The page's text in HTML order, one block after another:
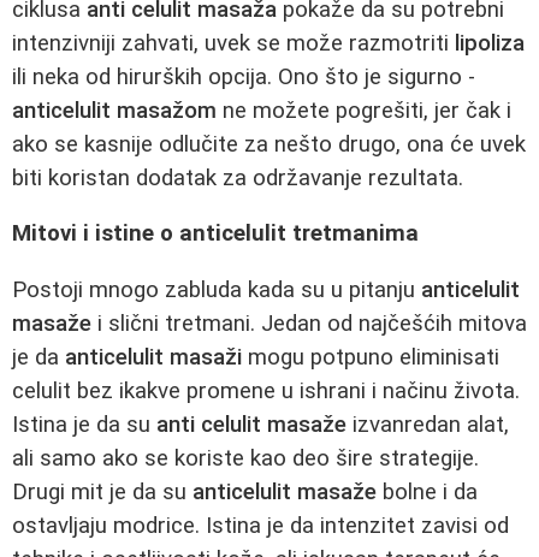
ciklusa anti celulit masaža pokaže da su potrebni
intenzivniji zahvati, uvek se može razmotriti lipoliza
ili neka od hirurških opcija. Ono što je sigurno -
anticelulit masažom ne možete pogrešiti, jer čak i
ako se kasnije odlučite za nešto drugo, ona će uvek
biti koristan dodatak za održavanje rezultata.
Mitovi i istine o anticelulit tretmanima
Postoji mnogo zabluda kada su u pitanju anticelulit
masaže i slični tretmani. Jedan od najčešćih mitova
je da anticelulit masaži mogu potpuno eliminisati
celulit bez ikakve promene u ishrani i načinu života.
Istina je da su anti celulit masaže izvanredan alat,
ali samo ako se koriste kao deo šire strategije.
Drugi mit je da su anticelulit masaže bolne i da
ostavljaju modrice. Istina je da intenzitet zavisi od